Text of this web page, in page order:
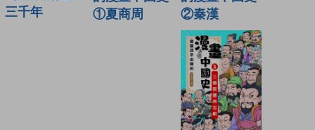
三千年
①夏商周
②秦漢